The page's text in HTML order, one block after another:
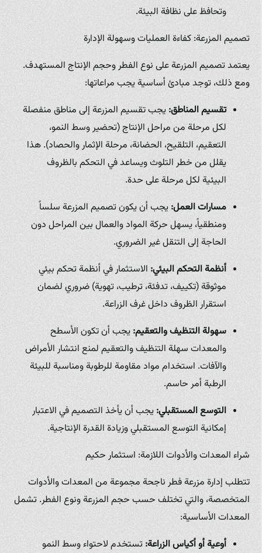
وتحافظ على نظافة البيئة.
تصميم المزرعة: كفاءة العمليات وسهولة الإدارة
يعتمد تصميم المزرعة على نوع الفطر وحجم الإنتاج المستهدف.
ومع ذلك، توجد مبادئ أساسية يجب مراعاتها:
تقسيم المناطق:يجب تقسيم المزرعة إلى مناطق منفصلة
لكل مرحلة من مراحل الإنتاج (تحضير وسط النمو،
التعقيم، التلقيح، الحضانة، مرحلة الإثمار والحصاد). هذا
يقلل من خطر التلوث ويساعد في التحكم بالظروف
البيئية لكل مرحلة على حدة.
مسارات العمل:يجب أن يكون تصميم المزرعة سلساً
ومنطقياً، يسهل حركة المواد والعمال بين المراحل دون
الحاجة إلى التنقل غير الضروري.
أنظمة التحكم البيئي:الاستثمار في أنظمة تحكم بيئي
موثوقة (تكييف، تدفئة، ترطيب، تهوية) ضروري لضمان
استقرار الظروف داخل غرف الزراعة.
سهولة التنظيف والتعقيم:يجب أن تكون الأسطح
والمعدات سهلة التنظيف والتعقيم لمنع انتشار الأمراض
والآفات. استخدام مواد مقاومة للرطوبة ومناسبة للبيئة
الرطبة أمر حاسم.
التوسع المستقبلي:يجب أن يأخذ التصميم في الاعتبار
إمكانية التوسع المستقبلي وزيادة القدرة الإنتاجية.
شراء المعدات والأدوات اللازمة: استثمار حكيم
تتطلب إدارة مزرعة فطر ناجحة مجموعة من المعدات والأدوات
المتخصصة، والتي تختلف حسب حجم المزرعة ونوع الفطر. تشمل
المعدات الأساسية:
أوعية أو أكياس الزراعة:تستخدم لاحتواء وسط النمو